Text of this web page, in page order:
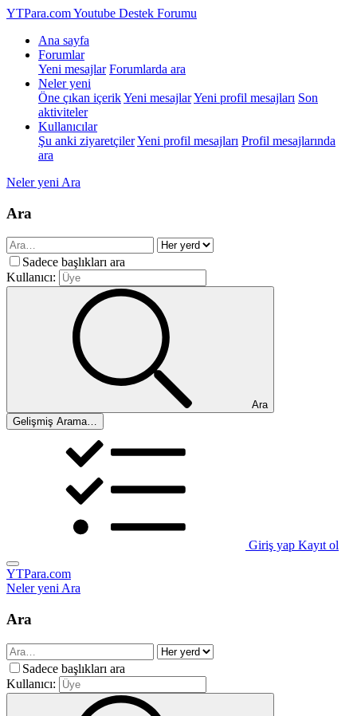
YTPara.comYoutube Destek Forumu
Ana sayfa
Forumlar
Yeni mesajlar Forumlarda ara
Neler yeni
Öne çıkan içerikYeni mesajlarYeni profil mesajları Son
aktiviteler
Kullanıcılar
Şu anki ziyaretçilerYeni profil mesajları Profil mesajlarında
ara
Neler yeni Ara
Ara
Sadece başlıkları ara
Kullanıcı:
Ara
Gelişmiş Arama…
Giriş yap Kayıt ol
YTPara.com
Neler yeniAra
Ara
Sadece başlıkları ara
Kullanıcı: